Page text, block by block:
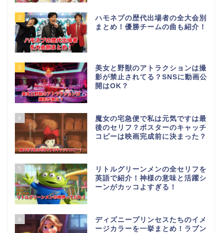
2
ハモネプの歴代出場者の全大会別
まとめ！優勝チームの曲も紹介！
3
美女と野獣のアトラクションは撮
影が禁止されてる？SNSに動画公
開はOK？
4
魔女の宅急便で私は元気ですは最
後のセリフ？ポスターのキャッチ
コピーは映画完成前に決まった？
5
リトルグリーンメンの全セリフを
英語で紹介！神様の意味と活躍シ
ーンがカッコよすぎる！
6
ディズニープリンセスたちのイメ
ージカラーを一挙まとめ！ラプン